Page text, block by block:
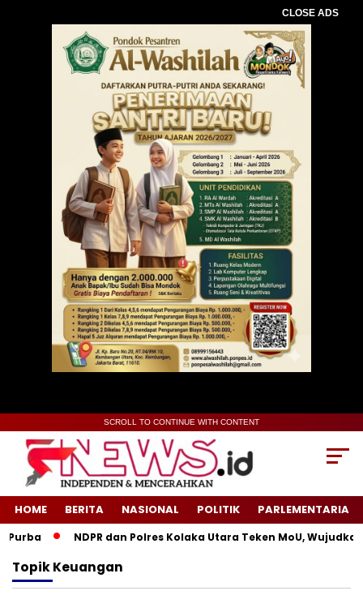
CLOSE ADS
SCROLL TO CONTINUE WITH CONTENT
HOME BERITA NASIONAL POLITIK PARLEMENTARIA
NDPR dan Polres Kolaka Utara Teken MoU,
TopikKeuangan